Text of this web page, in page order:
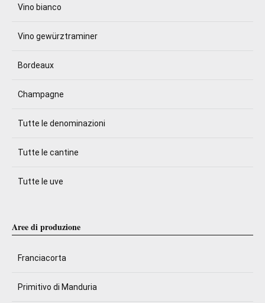
Vino bianco
Vino gewürztraminer
Bordeaux
Champagne
Tutte le denominazioni
Tutte le cantine
Tutte le uve
Aree di produzione
Franciacorta
Primitivo di Manduria